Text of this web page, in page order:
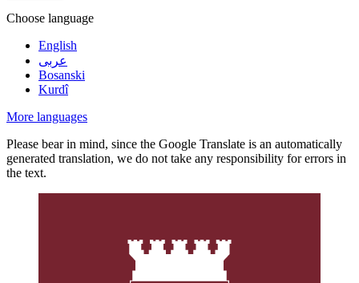
Choose language
English
عربى
Bosanski
Kurdî
More languages
Please bear in mind, since the Google Translate is an automatically
generated translation, we do not take any responsibility for errors in
the text.